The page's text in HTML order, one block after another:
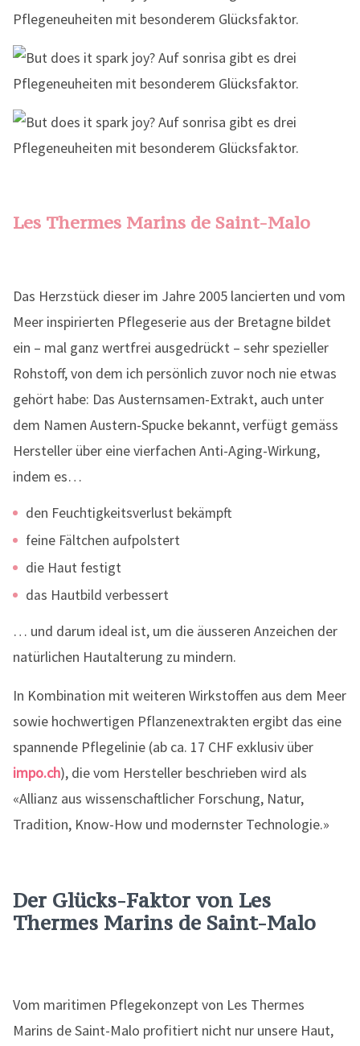
Les Thermes Marins de Saint-Malo
Das Herzstück dieser im Jahre 2005 lancierten und vom
Meer inspirierten Pflegeserie aus der Bretagne bildet
ein – mal ganz wertfrei ausgedrückt – sehr spezieller
Rohstoff, von dem ich persönlich zuvor noch nie etwas
gehört habe: Das Austernsamen-Extrakt, auch unter
dem Namen Austern-Spucke bekannt, verfügt gemäss
Hersteller über eine vierfachen Anti-Aging-Wirkung,
indem es…
den Feuchtigkeitsverlust bekämpft
feine Fältchen aufpolstert
die Haut festigt
das Hautbild verbessert
… und darum ideal ist, um die äusseren Anzeichen der
natürlichen Hautalterung zu mindern.
In Kombination mit weiteren Wirkstoffen aus dem Meer
sowie hochwertigen Pflanzenextrakten ergibt das eine
spannende Pflegelinie (ab ca. 17 CHF exklusiv über
impo.ch), die vom Hersteller beschrieben wird als
«Allianz aus wissenschaftlicher Forschung, Natur,
Tradition, Know-How und modernster Technologie.»
Der Glücks-Faktor von Les
Thermes Marins de Saint-Malo
Vom maritimen Pflegekonzept von Les Thermes
Marins de Saint-Malo profitiert nicht nur unsere Haut,